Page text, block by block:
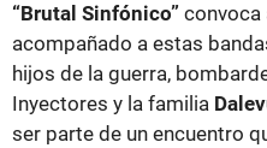
“Brutal Sinfónico” convoca
acompañado a estas
hijos de la guerra,
Inyectores y la familia
ser parte de un encuentro